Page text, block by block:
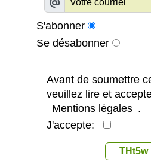
S'abonner
Se désabonner
Avant de soumettre
veuillez lire et
Mentions légales .
J'accepte:
THt5w